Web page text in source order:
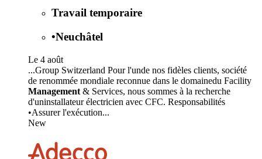
Travail temporaire
•Neuchâtel
Le 4 août
...Group Switzerland Pour l'unde nos fidèles clients, société
de renommée mondiale reconnue dans le domainedu Facility
Management & Services, nous sommes à la recherche
d'uninstallateur électricien avec CFC. Responsabilités
•Assurer l'exécution...
New